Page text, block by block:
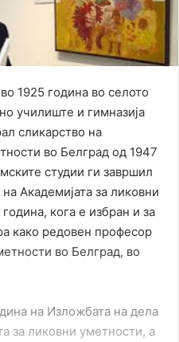
1925 година во селото
училиште и гимназија
сликарство на
во Белград од 1947
студии ги завршил
Академијата за ликовни
кога е избран и за
како редовен професор
во Белград, во
на Изложбата на дела
за ликовни уметности, а